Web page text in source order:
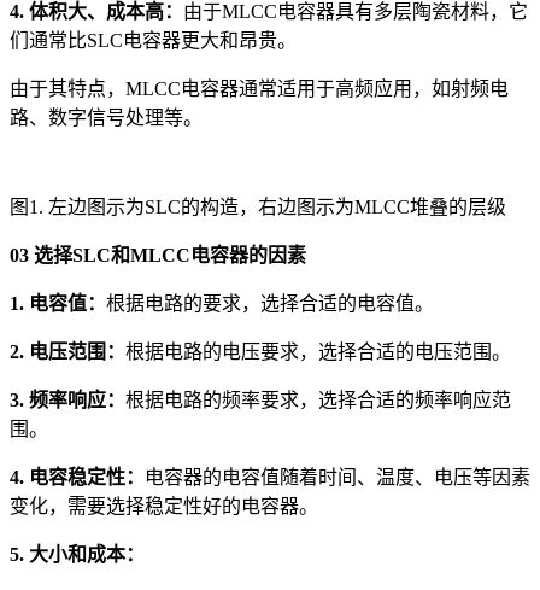
4. 体积大、成本高： 由于MLCC电容器具有多层陶瓷材料，它
们通常比SLC电容器更大和昂贵。
由于其特点，MLCC电容器通常适用于高频应用，如射频电
路、数字信号处理等。
图1. 左边图示为SLC的构造，右边图示为MLCC堆叠的层级
03 选择SLC和MLCC电容器的因素
1. 电容值： 根据电路的要求，选择合适的电容值。
2. 电压范围： 根据电路的电压要求，选择合适的电压范围。
3. 频率响应： 根据电路的频率要求，选择合适的频率响应范
围。
4. 电容稳定性：
电容器的电容值随着时间、温度、电压等因素
变化，需要选择稳定性好的电容器。
5. 大小和成本：